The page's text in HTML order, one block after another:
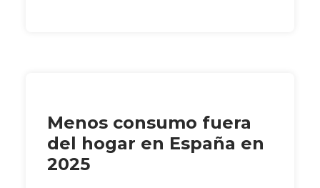
Menos consumo fuera
del hogar en España en
2025